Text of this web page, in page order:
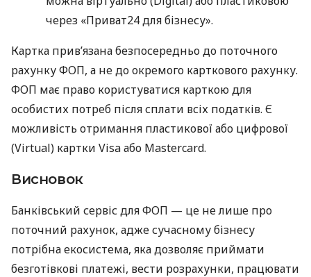
через «Приват24 для бізнесу».
Картка прив’язана безпосередньо до поточного
рахунку ФОП, а не до окремого карткового рахунку.
ФОП має право користуватися карткою для
особистих потреб після сплати всіх податків. Є
можливість отримання пластикової або цифрової
(Virtual) картки Visa або Mastercard.
Висновок
Банківський сервіс для ФОП — це не лише про
поточний рахунок, адже сучасному бізнесу
потрібна екосистема, яка дозволяє приймати
безготівкові платежі, вести розрахунки, працювати